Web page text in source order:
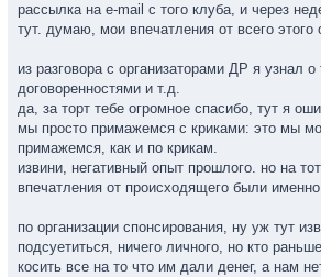
рассылка на e-mail с того клуба, и через
тут. думаю, мои впечатления от всего этого
из разговора с организаторами ДР я узнал
договоренностями и т.д.
да, за торт тебе огромное спасибо, тут я
мы просто примажемся с криками: это мы
примажемся, как и по крикам.
извини, негативный опыт прошлого. но на
впечатления от происходящего были
по организации спонсирования, ну уж тут
подсуетиться, ничего личного, но кто
косить все на то что им дали денег, а нам